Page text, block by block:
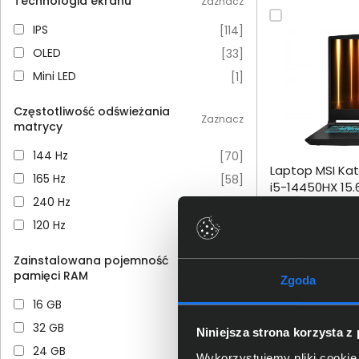
Zgoda
Niniejsza strona korzysta z
IPS IPS 114
OLEDOLED 33
Mini LEDMini LED 1
Częstotliwość odświeżania
matrycy
Zaznacz
144 Hz144 Hz 70
165 Hz165 Hz 58
240 Hz240 Hz
120 Hz120 Hz
Zainstalowana pojemność
pamięci RAM
16 GB16 GB [57]
32 GB32 GB [48]
24 GB24 GB [15]
Specyfikacja techniczna
Laptop MSI
i5-14450HX